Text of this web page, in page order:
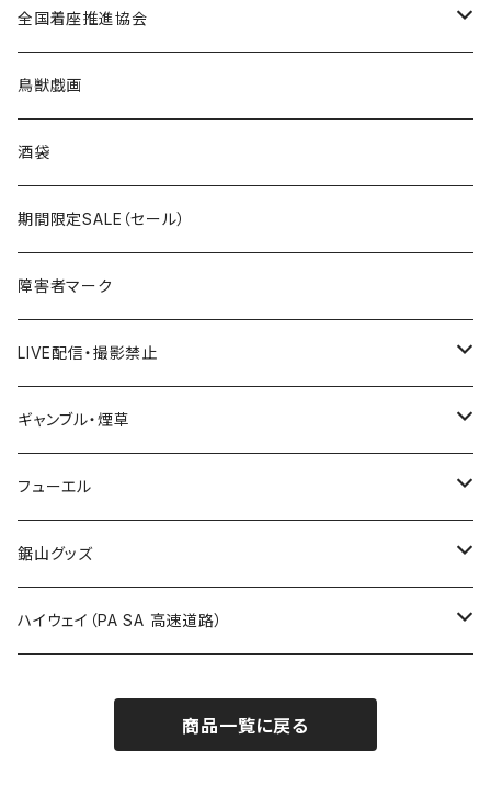
国道100～199号線
国道600～699号線
国道700～799号線
キャップ
ROUTE 0～99号線
ROUTE100～199号線
ROUTE600～699号線
ROUTE700～799号線
Tシャツ
ROUTE 0～99号線
ROUTE 100～199号線
ROUTE 600～699号線
ROUTE 700～799号線
キャップ
ROUTE 0～99号線
ROUTE 100～199号線
ROUTE 600～699号線
ROUTE 700～799号線
北海道
青森県
岩手県
宮城県
秋田県
Tシャツ
ステッカー
山形県
福島県
茨城県
栃木県
群馬県
全国着座推進協会
ステッカー
鳥獣戯画
酒袋
期間限定SALE（セール）
障害者マーク
LIVE配信・撮影禁止
LIVE配信禁止
撮影禁止
ギャンブル・煙草
ホテルキーホルダー
たばこ・禁煙ステッカー
フューエル
ステッカー
鋸山グッズ
Tシャツ
ハイウェイ（PA SA 高速道路）
商品一覧に戻る